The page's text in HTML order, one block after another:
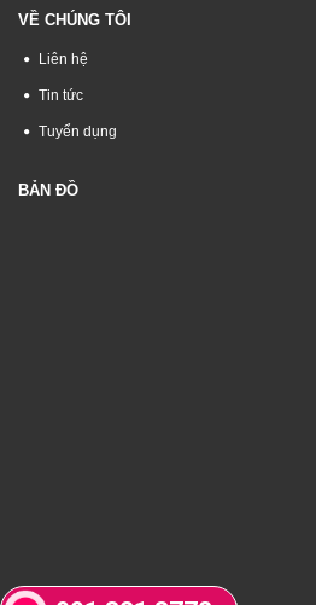
VỀ CHÚNG TÔI
Liên hệ
Tin tức
Tuyển dụng
BẢN ĐỒ